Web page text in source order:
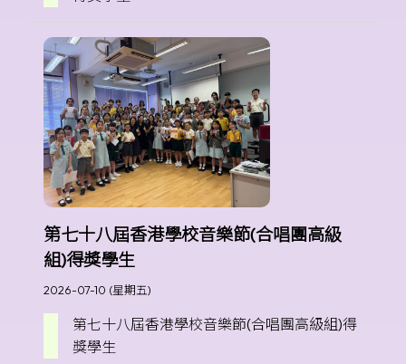
第七十八屆香港學校音樂節(合唱團高級
組)得獎學生
2026-07-10 (星期五)
第七十八屆香港學校音樂節(合唱團高級組)得
獎學生